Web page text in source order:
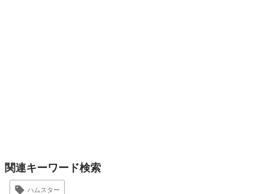
関連キーワード検索
ハムスター